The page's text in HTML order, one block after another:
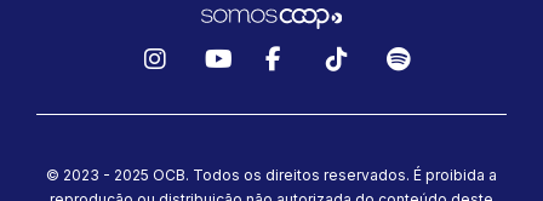
© 2023 - 2025 OCB. Todos os direitos reservados. É proibida a